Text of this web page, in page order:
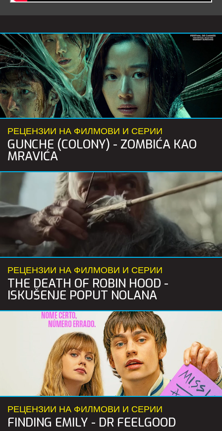
РЕЦЕНЗИИ НА ФИЛМОВИ И СЕРИИ
GUNCHE (COLONY) - ZOMBIĆA KAO
MRAVIĆA
РЕЦЕНЗИИ НА ФИЛМОВИ И СЕРИИ
THE DEATH OF ROBIN HOOD -
ISKUŠENJE POPUT NOLANA
РЕЦЕНЗИИ НА ФИЛМОВИ И СЕРИИ
FINDING EMILY - DR FEELGOOD